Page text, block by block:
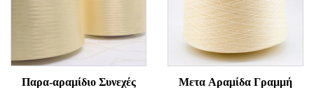
Παρα-αραμίδιο Συνεχές
Μετα Αραμίδα Γραμμή